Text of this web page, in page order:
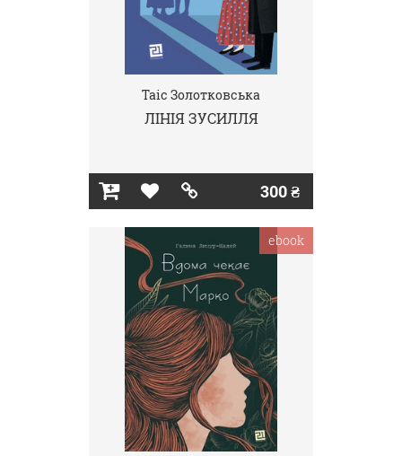
Таіс Золотковська
ЛІНІЯ ЗУСИЛЛЯ
300 ₴
ebook